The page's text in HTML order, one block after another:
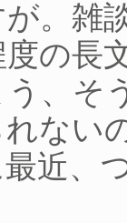
。雑
の長
う、そ
ない
近、